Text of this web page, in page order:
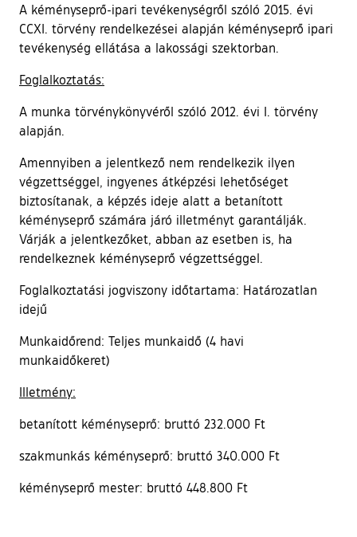
A kéményseprő-ipari tevékenységről szóló 2015. évi
CCXI. törvény rendelkezései alapján kéményseprő ipari
tevékenység ellátása a lakossági szektorban.
Foglalkoztatás:
A munka törvénykönyvéről szóló 2012. évi I. törvény
alapján.
Amennyiben a jelentkező nem rendelkezik ilyen
végzettséggel, ingyenes átképzési lehetőséget
biztosítanak, a képzés ideje alatt a betanított
kéményseprő számára járó illetményt garantálják.
Várják a jelentkezőket, abban az esetben is, ha
rendelkeznek kéményseprő végzettséggel.
Foglalkoztatási jogviszony időtartama: Határozatlan
idejű
Munkaidőrend: Teljes munkaidő (4 havi
munkaidőkeret)
Illetmény:
betanított kéményseprő: bruttó 232.000 Ft
szakmunkás kéményseprő: bruttó 340.000 Ft
kéményseprő mester: bruttó 448.800 Ft